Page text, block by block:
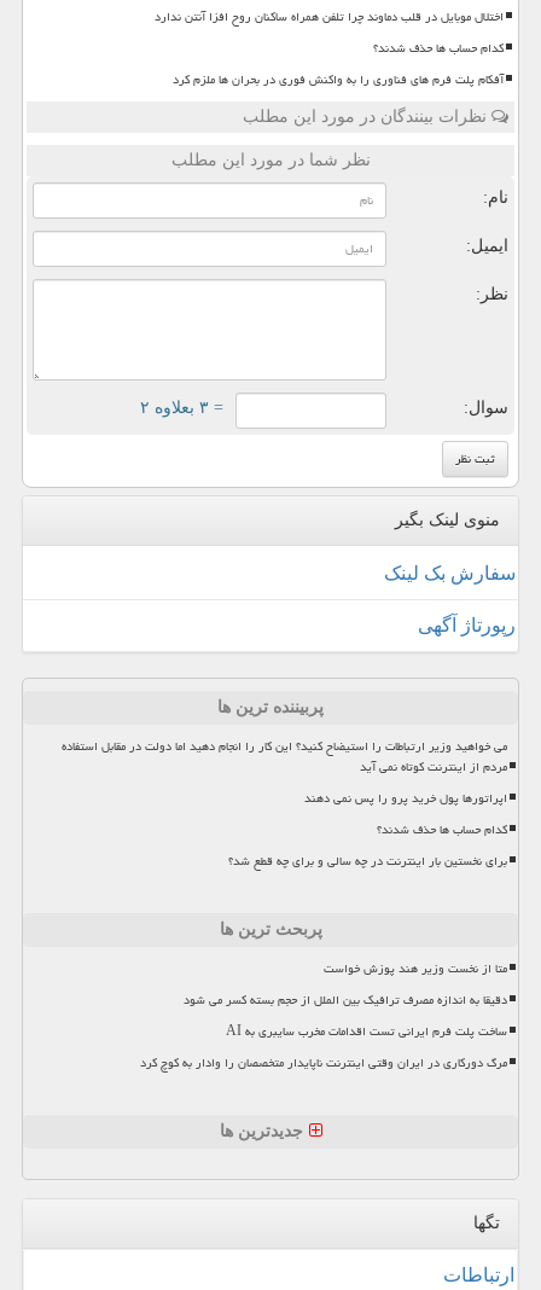
اختلال موبایل در قلب دماوند چرا تلفن همراه ساکنان روح افزا آنتن ندارد
کدام حساب ها حذف شدند؟
آفکام پلت فرم های فناوری را به واکنش فوری در بحران ها ملزم کرد
نظرات بینندگان در مورد این مطلب
نظر شما در مورد این مطلب
نام:
ایمیل:
نظر:
سوال: = ۳ بعلاوه ۲
منوی لینک بگیر
سفارش بک لینک
رپورتاژ آگهی
پربیننده ترین ها
می خواهید وزیر ارتباطات را استیضاح کنید؟ این کار را انجام دهید اما دولت در مقابل استفاده
مردم از اینترنت کوتاه نمی آید
اپراتورها پول خرید پرو را پس نمی دهند
کدام حساب ها حذف شدند؟
برای نخستین بار اینترنت در چه سالی و برای چه قطع شد؟
پربحث ترین ها
متا از نخست وزیر هند پوزش خواست
دقیقا به اندازه مصرف ترافیک بین الملل از حجم بسته کسر می شود
ساخت پلت فرم ایرانی تست اقدامات مخرب سایبری به AI
مرگ دورکاری در ایران وقتی اینترنت ناپایدار متخصصان را وادار به کوچ کرد
جدیدترین ها
تگها
ارتباطات